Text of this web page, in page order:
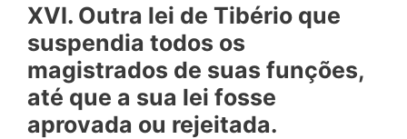
XVI. Outra lei de Tibério que
suspendia todos os
magistrados de suas funções,
até que a sua lei fosse
aprovada ou rejeitada.